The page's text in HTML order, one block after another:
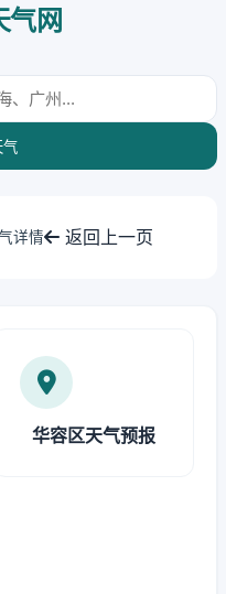
网
详情 返回上一页
华容区天气预报